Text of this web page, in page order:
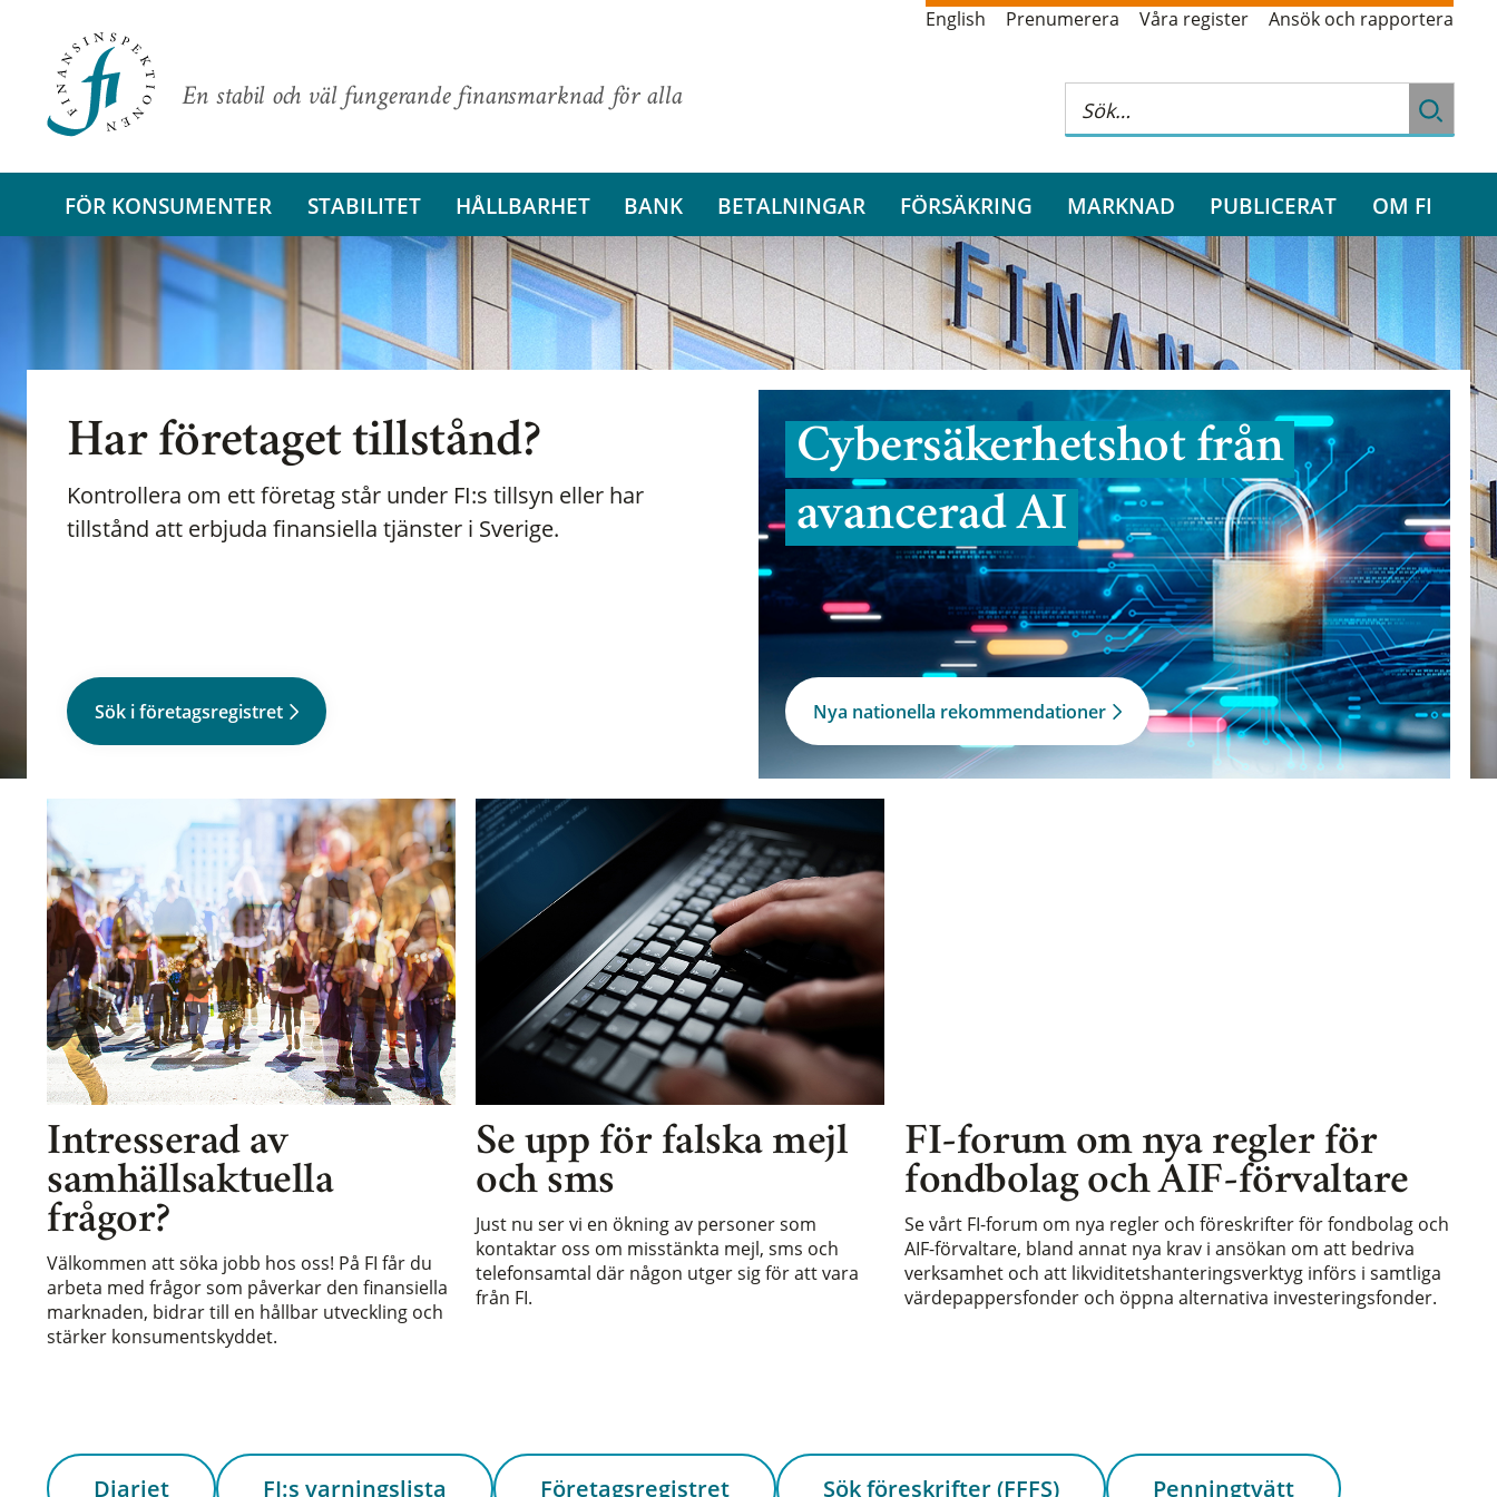
En stabil och väl fungerande finansmarknad för alla
English Prenumerera Våra register Ansök och rapportera
FÖR KONSUMENTER STABILITET HÅLLBARHET BANK BETALNINGAR FÖRSÄKRING MARKNAD PUBLICERAT OM FI
Har företaget tillstånd?
Kontrollera om ett företag står under FI:s tillsyn eller har
tillstånd att erbjuda finansiella tjänster i Sverige.
Sök i företagsregistret
Cybersäkerhetshot från
avancerad AI
Nya nationella rekommendationer
Intresserad av
samhällsaktuella
frågor?
Välkommen att söka jobb hos oss! På FI får du
arbeta med frågor som påverkar den finansiella
marknaden, bidrar till en hållbar utveckling och
stärker konsumentskyddet.
Se upp för falska mejl
och sms
Just nu ser vi en ökning av personer som
kontaktar oss om misstänkta mejl, sms och
telefonsamtal där någon utger sig för att vara
från FI.
FI-forum om nya regler för
fondbolag och AIF-förvaltare
Se vårt FI-forum om nya regler och föreskrifter för fondbolag och
AIF-förvaltare, bland annat nya krav i ansökan om att bedriva
verksamhet och att likviditetshanteringsverktyg införs i samtliga
värdepappersfonder och öppna alternativa investeringsfonder.
Diariet FI:s varningslista Företagsregistret Sök föreskrifter (FFFS) Penningtvätt